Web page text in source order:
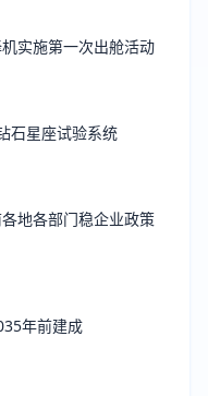
实施第一次出舱活动
石星座试验系统
地各部门稳企业政策
年前建成